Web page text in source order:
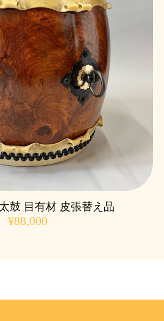
鼓 目有材 皮張替え品
¥88,000